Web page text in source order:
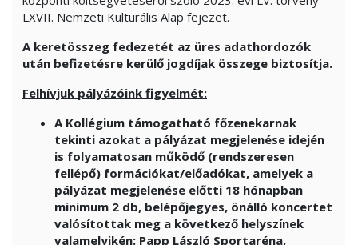
LXVII. Nemzeti Kulturális Alap fejezet.
A keretösszeg fedezetét az üres adathordozók
után befizetésre kerülő jogdíjak összege biztosítja.
Felhívjuk pályázóink figyelmét:
A Kollégium támogatható főzenekarnak
tekinti azokat a pályázat megjelenése idején
is folyamatosan működő (rendszeresen
fellépő) formációkat/előadókat, amelyek a
pályázat megjelenése előtti 18 hónapban
minimum 2 db, belépőjegyes, önálló koncertet
valósítottak meg a következő helyszínek
valamelyikén: Papp László Sportaréna,